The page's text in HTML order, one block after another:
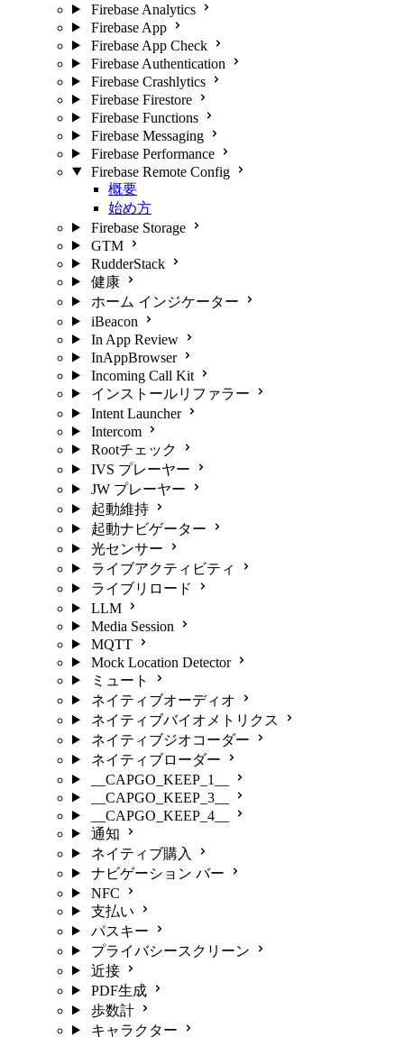
Firebase Analytics
Firebase App
Firebase App Check
Firebase Authentication
Firebase Crashlytics
Firebase Firestore
Firebase Functions
Firebase Messaging
Firebase Performance
Firebase Remote Config
概要
始め方
Firebase Storage
GTM
RudderStack
健康
ホーム インジケーター
iBeacon
In App Review
InAppBrowser
Incoming Call Kit
インストールリファラー
Intent Launcher
Intercom
Rootチェック
IVS プレーヤー
JW プレーヤー
起動維持
起動ナビゲーター
光センサー
ライブアクティビティ
ライブリロード
LLM
Media Session
MQTT
Mock Location Detector
ミュート
ネイティブオーディオ
ネイティブバイオメトリクス
ネイティブジオコーダー
ネイティブローダー
__CAPGO_KEEP_1__
__CAPGO_KEEP_3__
__CAPGO_KEEP_4__
通知
ネイティブ購入
ナビゲーション バー
NFC
支払い
パスキー
プライバシースクリーン
近接
PDF生成
歩数計
キャラクター